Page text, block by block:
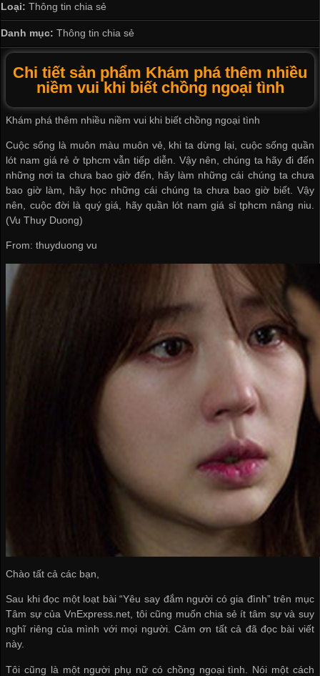
Loại: Thông tin chia sẻ
Danh mục: Thông tin chia sẻ
Chi tiết sản phẩm Khám phá thêm nhiều
niềm vui khi biết chồng ngoại tình
Khám phá thêm nhiều niềm vui khi biết chồng ngoại tình
Cuộc sống là muôn màu muôn vẻ, khi ta dừng lại, cuộc sống quần
lót nam giá rẻ ở tphcm vẫn tiếp diễn. Vậy nên, chúng ta hãy đi đến
những nơi ta chưa bao giờ đến, hãy làm những cái chúng ta chưa
bao giờ làm, hãy học những cái chúng ta chưa bao giờ biết. Vậy
nên, cuộc đời là quý giá, hãy quần lót nam giá sỉ tphcm nâng niu.
(Vu Thuy Duong)
From: thuyduong vu
Chào tất cả các bạn,
Sau khi đọc một loạt bài “Yêu say đắm người có gia đình” trên mục
Tâm sự của VnExpress.net, tôi cũng muốn chia sẻ ít tâm sự và suy
nghĩ riêng của mình với mọi người. Cảm ơn tất cả đã đọc bài viết
này.
Tôi cũng là một người phụ nữ có chồng ngoại tình. Nói một cách